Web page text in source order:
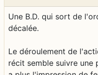
Une B.D. qui sort de
décalée.
Le déroulement de
récit semble suivre une